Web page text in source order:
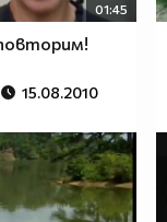
01:45
15.08.2010